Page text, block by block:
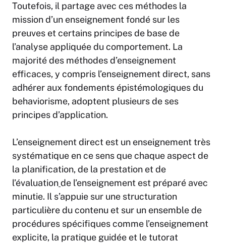
Toutefois, il partage avec ces méthodes la
mission d’un enseignement fondé sur les
preuves et certains principes de base de
l’analyse appliquée du comportement. La
majorité des méthodes d’enseignement
efficaces, y compris l’enseignement direct, sans
adhérer aux fondements épistémologiques du
behaviorisme, adoptent plusieurs de ses
principes d’application.
L’enseignement direct est un enseignement très
systématique en ce sens que chaque aspect de
la planification, de la prestation et de
l’évaluationde l’enseignement est préparé avec
minutie. Il s’appuie sur une structuration
particulière du contenu et sur un ensemble de
procédures spécifiques comme l’enseignement
explicite, la pratique guidée et le tutorat